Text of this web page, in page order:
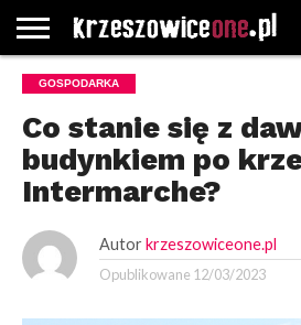
STRONA
GŁÓWNA
WYBORY
WYBIERZ
ROZKŁADY
GREGORCZYK
KONTAKT
GOSPODARKA
Co stanie się z
budynkiem po
Intermarche?
Autor krzeszowiceone.pl
Opublikowane 12/03/2023